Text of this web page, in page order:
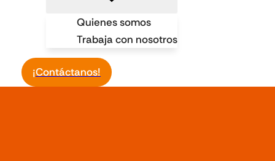
Quienes somos
Trabaja con nosotros
¡Contáctanos!